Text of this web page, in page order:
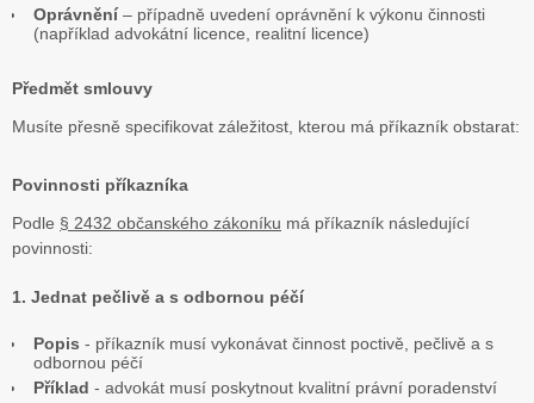
Oprávnění– případně uvedení oprávnění k výkonu činnosti
(například advokátní licence, realitní licence)
Předmět smlouvy
Musíte přesně specifikovat záležitost, kterou má příkazník obstarat:
Povinnosti příkazníka
Podle § 2432 občanského zákoníku má příkazník následující
povinnosti:
1. Jednat pečlivě a s odbornou péčí
Popis - příkazník musí vykonávat činnost poctivě, pečlivě a s
odbornou péčí
Příklad - advokát musí poskytnout kvalitní právní poradenství